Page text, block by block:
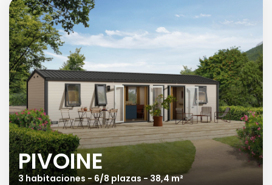
PIVOINE
3 habitaciones - 6/8 plazas - 38,4 m²